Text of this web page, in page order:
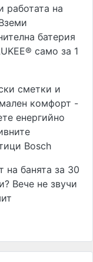
работата на
батерия
само за 1
сметки и
комфорт -
енергийно
Bosch
на банята за 30
Вече не звучи